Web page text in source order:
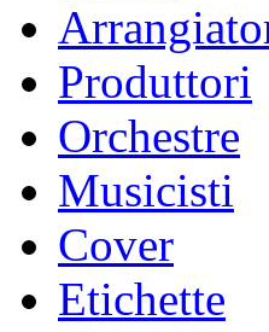
Produttori
Orchestre
Musicisti
Cover
Etichette